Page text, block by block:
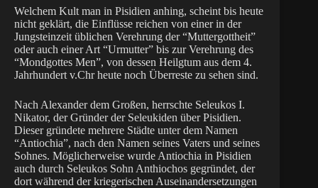
Welchem Kult man in Pisidien anhing, scheint bis heute
nicht geklärt, die Einflüsse reichen von einer in der
Jungsteinzeit üblichen Verehrung der “Muttergottheit”
oder auch einer Art “Urmutter” bis zur Verehrung des
“Mondgottes Men”, von dessen Heilgtum aus dem 4.
Jahrhundert v.Chr heute noch Überreste zu sehen sind.
Nach Alexander dem Großen, herrschte Seleukos I.
Nikator, der Gründer der Seleukiden über Pisidien.
Dieser gründete mehrere Städte unter dem Namen
“Antiochia”, nach den Namen seines Vaters und seines
Sohnes. Möglicherweise wurde Antiochia in Pisidien
auch durch Seleukos Sohn Anthiochos gegründet, der
dort während der kriegerischen Auseinandersetzungen